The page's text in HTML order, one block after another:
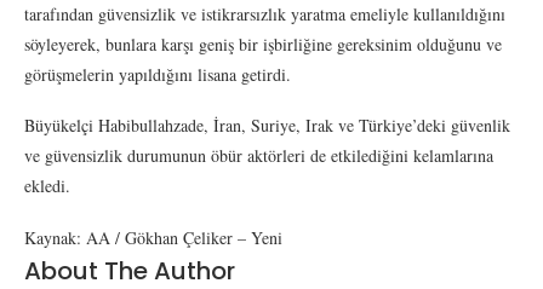
tarafından güvensizlik ve istikrarsızlık yaratma emeliyle kullanıldığını
söyleyerek, bunlara karşı geniş bir işbirliğine gereksinim olduğunu ve
görüşmelerin yapıldığını lisana getirdi.
Büyükelçi Habibullahzade, İran, Suriye, Irak ve Türkiye’deki güvenlik
ve güvensizlik durumunun öbür aktörleri de etkilediğini kelamlarına
ekledi.
Kaynak: AA / Gökhan Çeliker – Yeni
About The Author